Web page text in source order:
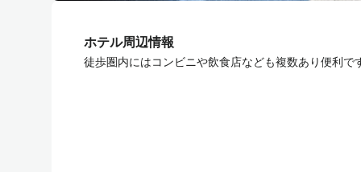
ホテル周辺情報
徒歩圏内にはコンビニや飲食店なども複数あり便利で